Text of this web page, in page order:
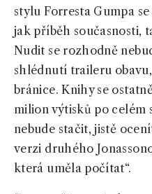
stylu Forresta Gumpa
jak příběh současnosti,
Nudit se rozhodně
shlédnutí traileru
bránice. Knihy se
milion výtisků po celém
nebude stačit, jistě
verzi druhého
která uměla počítat“.